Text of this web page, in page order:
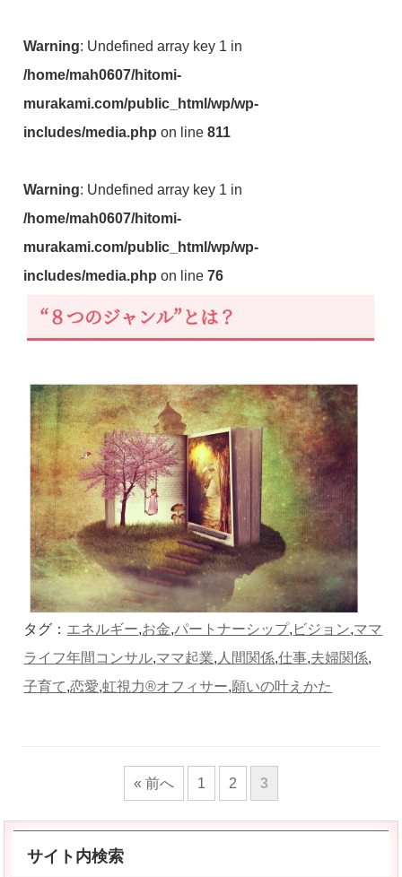
Warning: Undefined array key 1 in
/home/mah0607/hitomi-
murakami.com/public_html/wp/wp-
includes/media.php on line811
Warning: Undefined array key 1 in
/home/mah0607/hitomi-
murakami.com/public_html/wp/wp-
includes/media.php on line76
タグ： エネルギー,お金,パートナーシップ, ビジョン,ママ
ライフ年間コンサル,ママ起業, 人間関係,仕事,夫婦関係,
子育て,恋愛,虹視力®︎オフィサー,願いの叶えかた
« 前へ 1 2 3
サイト内検索